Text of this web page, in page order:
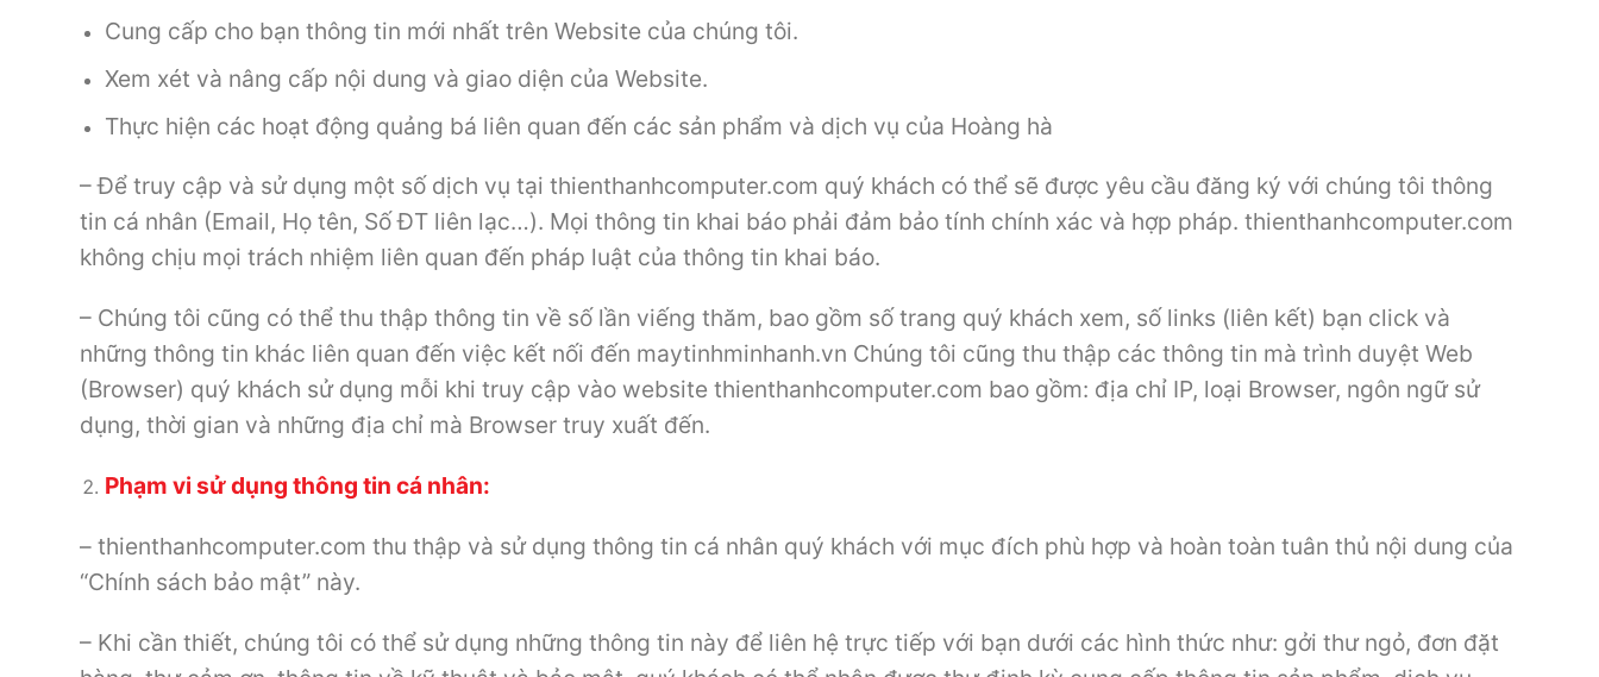
Cung cấp cho bạn thông tin mới nhất trên Website của chúng tôi.
Xem xét và nâng cấp nội dung và giao diện của Website.
Thực hiện các hoạt động quảng bá liên quan đến các sản phẩm và dịch vụ của Hoàng hà
– Để truy cập và sử dụng một số dịch vụ tại thienthanhcomputer.com quý khách có thể sẽ được yêu cầu đăng ký với chúng tôi thông
tin cá nhân (Email, Họ tên, Số ĐT liên lạc…). Mọi thông tin khai báo phải đảm bảo tính chính xác và hợp pháp. thienthanhcomputer.com
không chịu mọi trách nhiệm liên quan đến pháp luật của thông tin khai báo.
– Chúng tôi cũng có thể thu thập thông tin về số lần viếng thăm, bao gồm số trang quý khách xem, số links (liên kết) bạn click và
những thông tin khác liên quan đến việc kết nối đến maytinhminhanh.vn Chúng tôi cũng thu thập các thông tin mà trình duyệt Web
(Browser) quý khách sử dụng mỗi khi truy cập vào website thienthanhcomputer.com bao gồm: địa chỉ IP, loại Browser, ngôn ngữ sử
dụng, thời gian và những địa chỉ mà Browser truy xuất đến.
Phạm vi sử dụng thông tin cá nhân:
– thienthanhcomputer.com thu thập và sử dụng thông tin cá nhân quý khách với mục đích phù hợp và hoàn toàn tuân thủ nội dung của
“Chính sách bảo mật” này.
– Khi cần thiết, chúng tôi có thể sử dụng những thông tin này để liên hệ trực tiếp với bạn dưới các hình thức như: gởi thư ngỏ, đơn đặt